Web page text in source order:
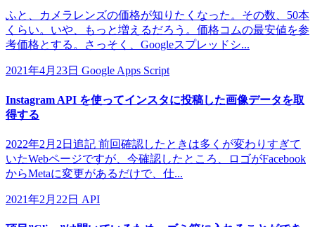
ふと、カメラレンズの価格が知りたくなった。その数、50本
くらい。いや、もっと増えるだろう。価格コムの最安値を参
考価格とする。さっそく、Googleスプレッドシ...
2021年4月23日 Google Apps Script
Instagram API を使ってインスタに投稿した画像データを取
得する
2022年2月2日追記 前回確認したときは多くが変わりすぎて
いたWebページですが、今確認したところ、ロゴがFacebook
からMetaに変更があるだけで、仕...
2021年2月22日 API